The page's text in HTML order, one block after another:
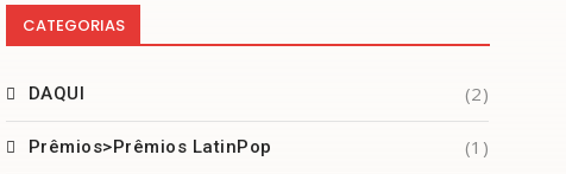
CATEGORIAS
DAQUI (2)
Prêmios>Prêmios LatinPop (1)